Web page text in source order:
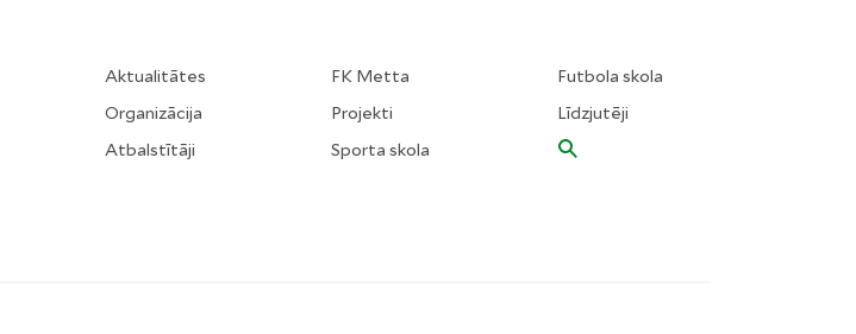
Aktualitātes
Organizācija
Atbalstītāji
FK Metta
Projekti
Sporta skola
Futbola skola
Līdzjutēji